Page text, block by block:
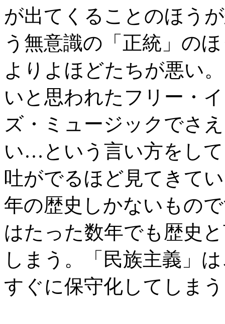
が出てくることのほう
う無意識の「正統」の
よりよほどたちが悪い
いと思われたフリー・
ズ・ミュージックでさ
い…という言い方をし
吐がでるほど見てきて
年の歴史しかないもの
はたった数年でも歴史
しまう。「民族主義」
すぐに保守化してしま